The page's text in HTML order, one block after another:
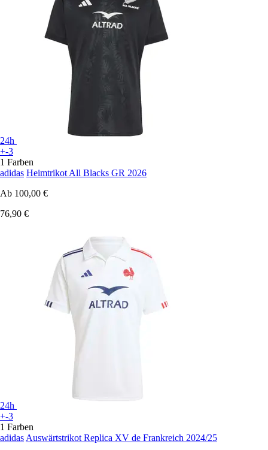
24h
+-3
1 Farben
adidas Heimtrikot All Blacks GR 2026
Ab 100,00 €
76,90 €
24h
+-3
1 Farben
adidas Auswärtstrikot Replica XV de Frankreich 2024/25